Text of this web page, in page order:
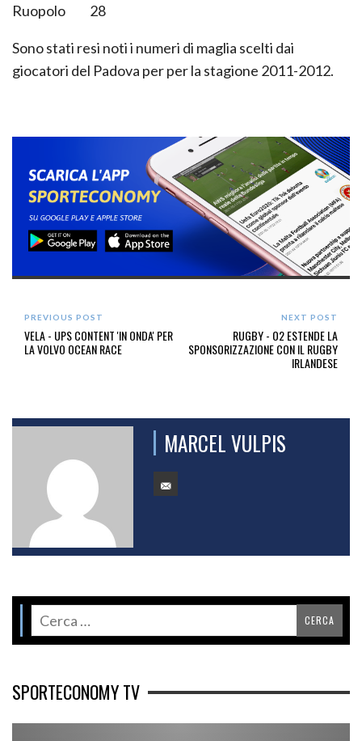
Ruopolo 28
Sono stati resi noti i numeri di maglia scelti dai
giocatori del Padova per per la stagione 2011-2012.
PREVIOUS POST
VELA - UPS CONTENT 'IN ONDA' PER
LA VOLVO OCEAN RACE
NEXT POST
RUGBY - O2 ESTENDE LA
SPONSORIZZAZIONE CON IL RUGBY
IRLANDESE
MARCEL VULPIS
SPORTECONOMY TV